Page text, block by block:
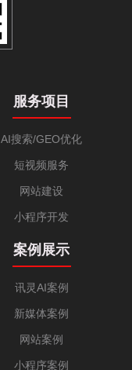
服务项目
AI搜索/GEO优化
短视频服务
网站建设
小程序开发
案例展示
讯灵AI案例
新媒体案例
网站案例
小程序案例